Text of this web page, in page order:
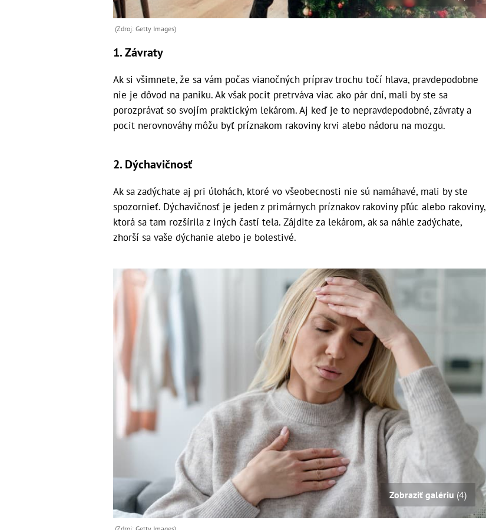
(Zdroj: Getty Images)
1. Závraty
Ak si všimnete, že sa vám počas vianočných príprav trochu točí hlava, pravdepodobne
nie je dôvod na paniku. Ak však pocit pretrváva viac ako pár dní, mali by ste sa
porozprávať so svojím praktickým lekárom. Aj keď je to nepravdepodobné, závraty a
pocit nerovnováhy môžu byť príznakom rakoviny krvi alebo nádoru na mozgu.
2. Dýchavičnosť
Ak sa zadýchate aj pri úlohách, ktoré vo všeobecnosti nie sú namáhavé, mali by ste
spozornieť. Dýchavičnosť je jeden z primárnych príznakov rakoviny pľúc alebo rakoviny,
ktorá sa tam rozšírila z iných častí tela. Zájdite za lekárom, ak sa náhle zadýchate,
zhorší sa vaše dýchanie alebo je bolestivé.
Zobraziť galériu (4)